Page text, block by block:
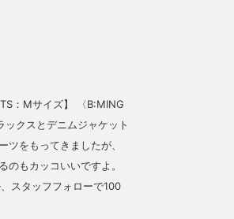
：Mサイズ】 〈B:MING
クスとデニムジャケット
ツをもってきましたが、
のもカッコいいですよ。
スタッフフォローで100